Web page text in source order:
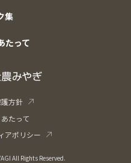
集
たって
All Rights Reserved.
方針
たって
アポリシー